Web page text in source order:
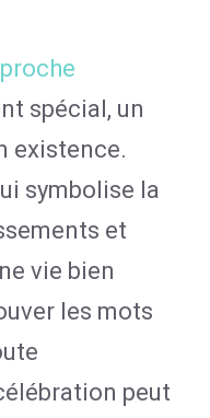
proche
spécial, un
existence.
symbolise la
et
vie bien
les mots
peut